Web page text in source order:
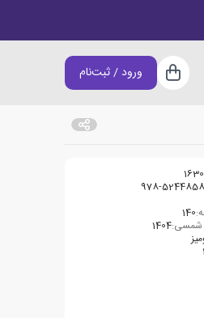
سبد خرید
ورود / ثبت‌نام
978-
140
شمسی:1404
1